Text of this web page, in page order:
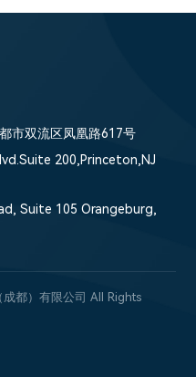
市双流区凤凰路617号
200,Princeton,NJ
Suite 105 Orangeburg,
都）有限公司 All Rights